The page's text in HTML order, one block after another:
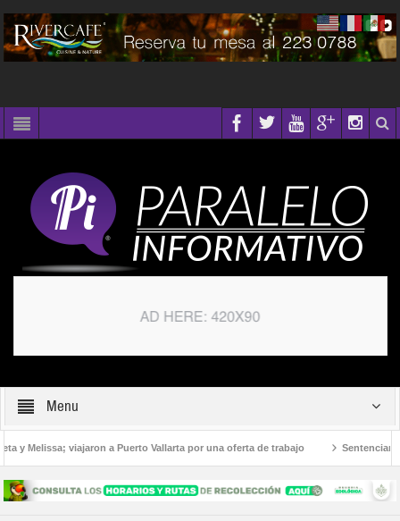
Menu
y Melissa; viajaron a Puerto Vallarta por una oferta de trabajo Sentencian a